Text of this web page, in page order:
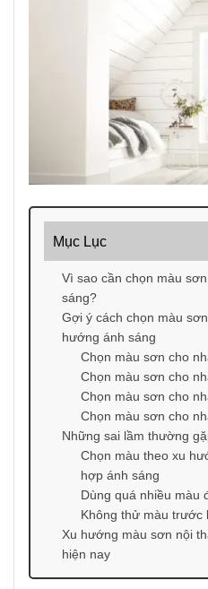
Mục Lục
Vì sao cần chọn màu
sáng?
Gợi ý cách chọn màu
hướng ánh sáng
Chọn màu sơn cho
Chọn màu sơn cho
Chọn màu sơn cho
Chọn màu sơn cho
Những sai lầm thường
Chọn màu theo xu
hợp ánh sáng
Dùng quá nhiều màu
Không thử màu trước
Xu hướng màu sơn nội
hiện nay